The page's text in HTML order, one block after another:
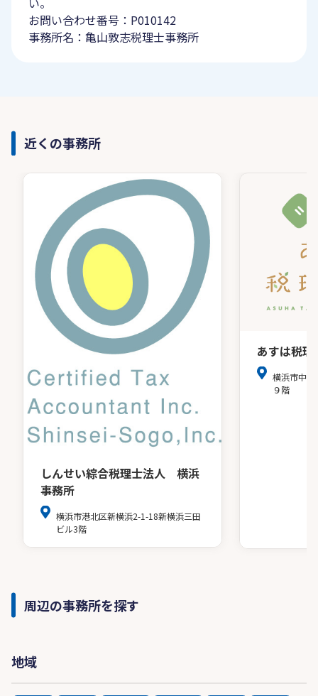
お問い合わせ番号：P010142
事務所名：亀山敦志税理士事務所
近くの事務所
しんせい綜合税理士法人 横浜
事務所
横浜市港北区新横浜2-1-18新横浜三田
ビル3階
あすは税理
横浜市中区
９階
周辺の事務所を探す
地域